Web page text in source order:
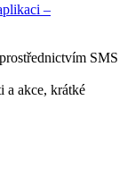
–
SMS
a akce, krátké